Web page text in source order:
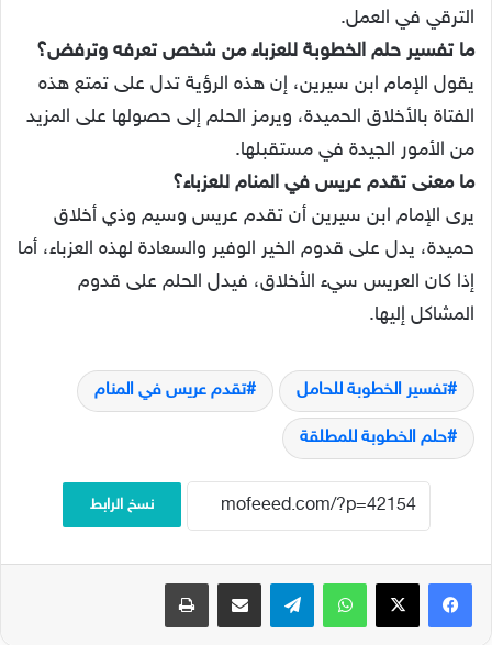
الترقي في العمل.
ما تفسير حلم الخطوبة للعزباء من شخص تعرفه وترفض؟
يقول الإمام ابن سيرين، إن هذه الرؤية تدل على تمتع هذه
الفتاة بالأخلاق الحميدة، ويرمز الحلم إلى حصولها على المزيد
من الأمور الجيدة في مستقبلها.
ما معنى تقدم عريس في المنام للعزباء؟
يرى الإمام ابن سيرين أن تقدم عريس وسيم وذي أخلاق
حميدة، يدل على قدوم الخير الوفير والسعادة لهذه العزباء، أما
إذا كان العريس سيء الأخلاق، فيدل الحلم على قدوم
المشاكل إليها.
تفسير الخطوبة للحامل تقدم عريس في المنام
حلم الخطوبة للمطلقة
نسخ الرابط
فيسبوك‫X واتساب تيلقرام مشاركة عبر البريد طباعة